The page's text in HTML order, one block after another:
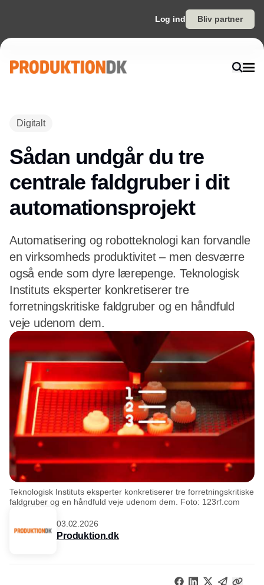
Log ind Bliv partner
Digitalt
Sådan undgår du tre
centrale faldgruber i dit
automationsprojekt
Automatisering og robotteknologi kan forvandle
en virksomheds produktivitet – men desværre
også ende som dyre lærepenge. Teknologisk
Instituts eksperter konkretiserer tre
forretningskritiske faldgruber og en håndfuld
veje udenom dem.
Teknologisk Instituts eksperter konkretiserer tre forretningskritiske
faldgruber og en håndfuld veje udenom dem. Foto: 123rf.com
03.02.2026
Produktion.dk